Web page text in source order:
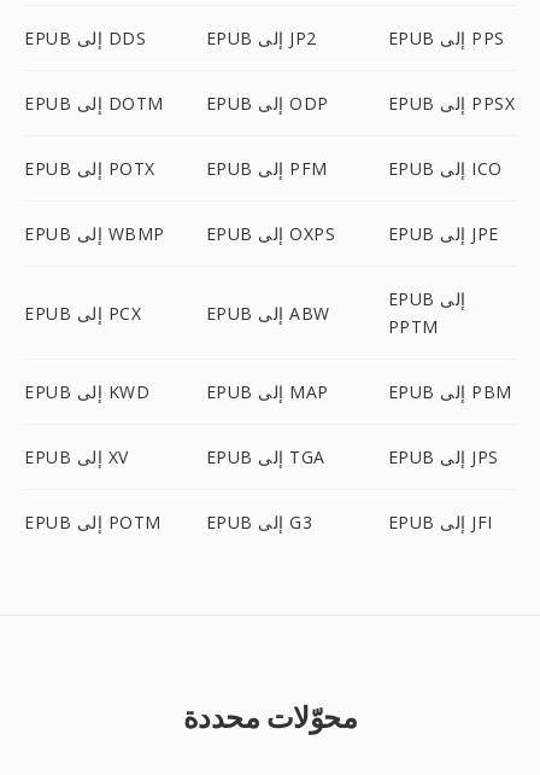
EPUB إلى DDS EPUB إلى JP2 EPUB إلى PPS
EPUB إلى DOTM EPUB إلى ODP EPUB إلى PPSX
EPUB إلى POTX EPUB إلى PFM EPUB إلى ICO
EPUB إلى WBMP EPUB إلى OXPS EPUB إلى JPE
EPUB إلى PCX EPUB إلى ABW
EPUB إلى
PPTM
EPUB إلى KWD EPUB إلى MAP EPUB إلى PBM
EPUB إلى XV EPUB إلى TGA EPUB إلى JPS
EPUB إلى POTM EPUB إلى G3 EPUB إلى JFI
محوّلات محددة